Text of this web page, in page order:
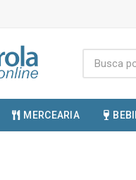
MERCEARIA